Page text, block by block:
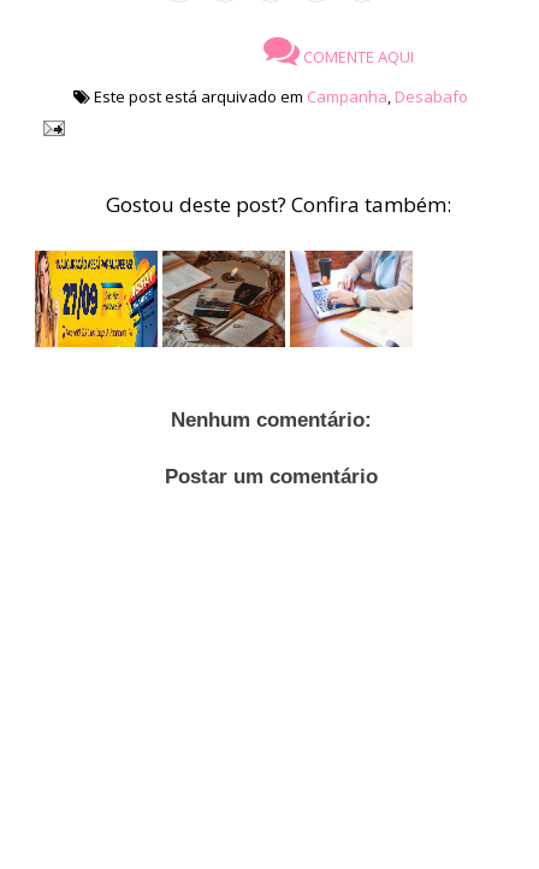
COMENTE AQUI
Este post está arquivado em Campanha, Desabafo
Gostou deste post? Confira também:
Nenhum comentário:
Postar um comentário